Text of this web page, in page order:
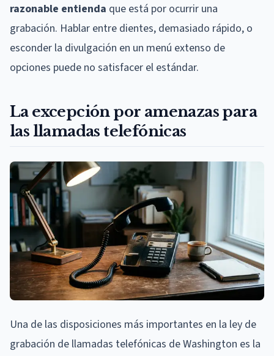
razonable entienda que está por ocurrir una
grabación. Hablar entre dientes, demasiado rápido, o
esconder la divulgación en un menú extenso de
opciones puede no satisfacer el estándar.
La excepción por amenazas para
las llamadas telefónicas
Una de las disposiciones más importantes en la ley de
grabación de llamadas telefónicas de Washington es la